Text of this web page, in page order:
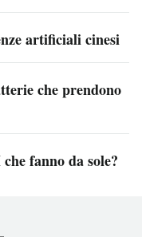
artificiali cinesi
che prendono
fanno da sole?